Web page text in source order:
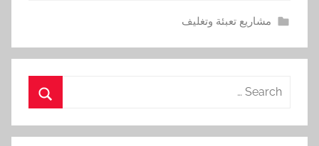
مشاريع تعبئة وتغليف
Search